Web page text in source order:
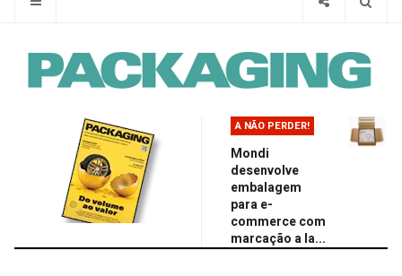
A NÃO PERDER!
Mondi
desenvolve
embalagem
para e-
commerce com
marcação a la...